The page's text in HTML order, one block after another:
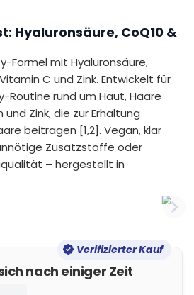
Hyaluronsäure, CoQ10 &
Formel mit Hyaluronsäure,
C und Zink. Entwickelt für
Routine rund um Haut, Haare
Zink, die zur Erhaltung
beitragen [1,2]. Vegan, klar
Zusatzstoffe oder
– hergestellt in
Verifizierter Kauf
nach einiger Zeit